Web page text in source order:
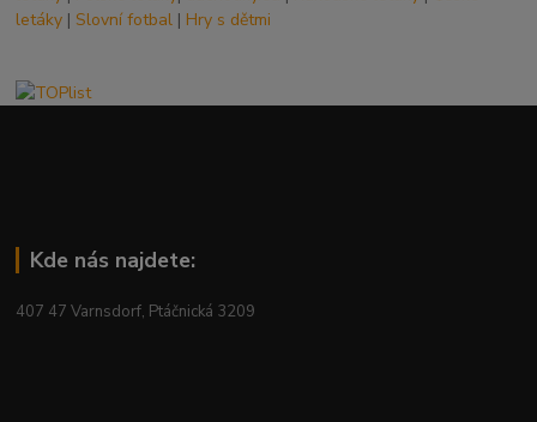
letáky | Slovní fotbal | Hry s dětmi
Kde nás najdete:
407 47 Varnsdorf, Ptáčnická 3209